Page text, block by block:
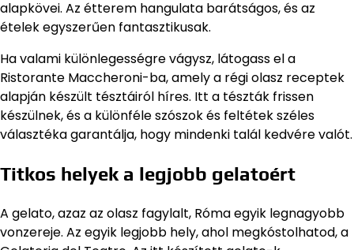
alapkövei. Az étterem hangulata barátságos, és az
ételek egyszerűen fantasztikusak.
Ha valami különlegességre vágysz, látogass el a
Ristorante Maccheroni-ba, amely a régi olasz receptek
alapján készült tésztáiról híres. Itt a tészták frissen
készülnek, és a különféle szószok és feltétek széles
választéka garantálja, hogy mindenki talál kedvére valót.
Titkos helyek a legjobb gelatoért
A gelato, azaz az olasz fagylalt, Róma egyik legnagyobb
vonzereje. Az egyik legjobb hely, ahol megkóstolhatod, a